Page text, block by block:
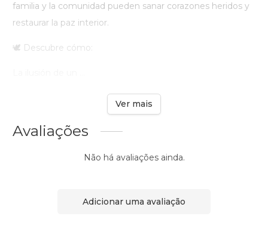
familia y la comunidad pueden sanar corazones heridos y
restaurar la paz interior.
🕊️ Descubre cómo:
Ver mais
Avaliações
Não há avaliações ainda.
Adicionar uma avaliação